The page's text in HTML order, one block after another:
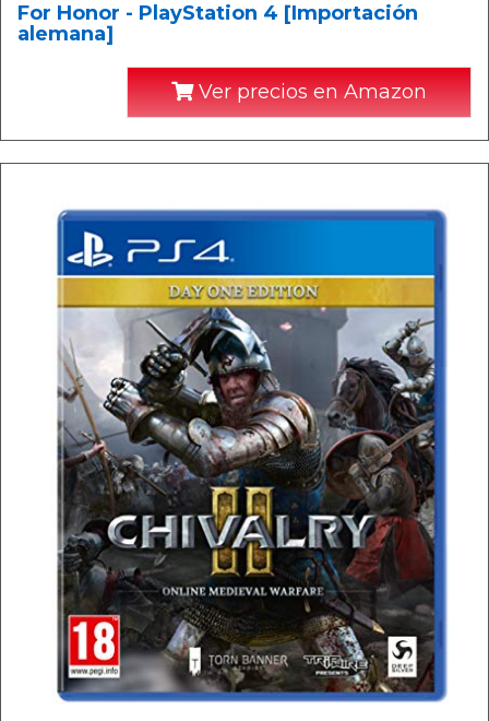
For Honor - PlayStation 4 [Importación
alemana]
Ver precios en Amazon